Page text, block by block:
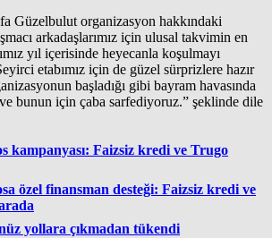
Güzelbulut organizasyon hakkındaki
arkadaşlarımız için ulusal takvimin en
yıl içerisinde heyecanla koşulmayı
etabımız için de güzel sürprizlere hazır
başladığı gibi bayram havasında
bunun için çaba sarfediyoruz.” şeklinde dile
kampanyası: Faizsiz kredi ve Trugo
özel finansman desteği: Faizsiz kredi ve
yollara çıkmadan tükendi